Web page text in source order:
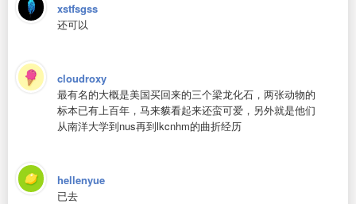
xstfsgss
还可以
cloudroxy
最有名的大概是美国买回来的三个梁龙化石，两张动物的
标本已有上百年，马来貘看起来还蛮可爱，另外就是他们
从南洋大学到nus再到lkcnhm的曲折经历
hellenyue
已去